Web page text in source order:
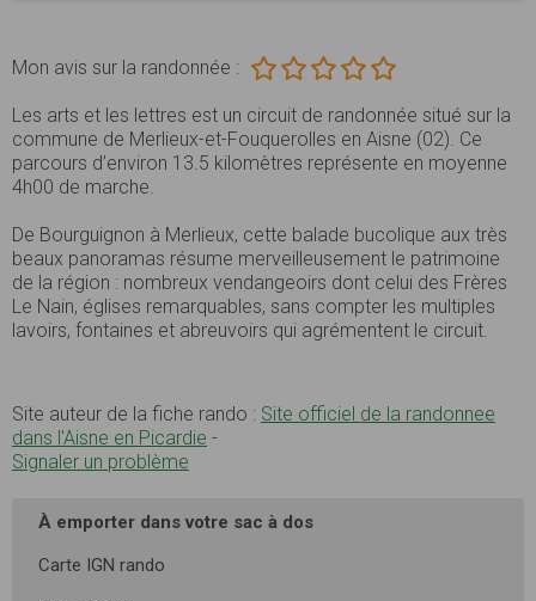
Mon avis sur la randonnée :
Les arts et les lettres est un circuit de randonnée situé sur la
commune de Merlieux-et-Fouquerolles en Aisne (02). Ce
parcours d’environ 13.5 kilomètres représente en moyenne
4h00 de marche.
De Bourguignon à Merlieux, cette balade bucolique aux très
beaux panoramas résume merveilleusement le patrimoine
de la région : nombreux vendangeoirs dont celui des Frères
Le Nain, églises remarquables, sans compter les multiples
lavoirs, fontaines et abreuvoirs qui agrémentent le circuit.
Site auteur de la fiche rando : Site officiel de la randonnee
dans l'Aisne en Picardie -
Signaler un problème
À emporter dans votre sac à dos
Carte IGN rando